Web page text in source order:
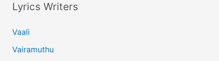
Lyrics Writers
Vaali
Vairamuthu